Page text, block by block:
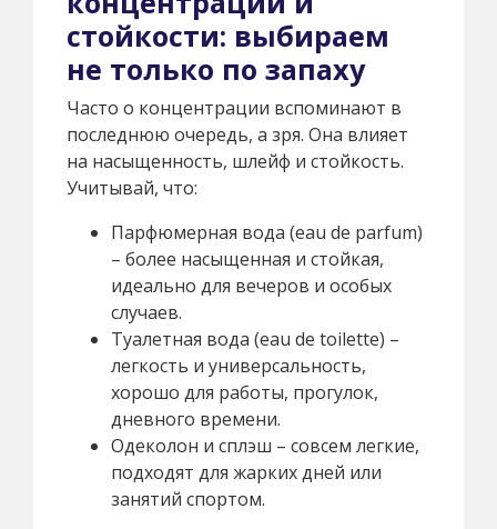
стойкости: выбираем
не только по запаху
Часто о концентрации вспоминают в
последнюю очередь, а зря. Она влияет
на насыщенность, шлейф и стойкость.
Учитывай, что:
Парфюмерная вода (eau de parfum)
– более насыщенная и стойкая,
идеально для вечеров и особых
случаев.
Туалетная вода (eau de toilette) –
легкость и универсальность,
хорошо для работы, прогулок,
дневного времени.
Одеколон и сплэш – совсем легкие,
подходят для жарких дней или
занятий спортом.